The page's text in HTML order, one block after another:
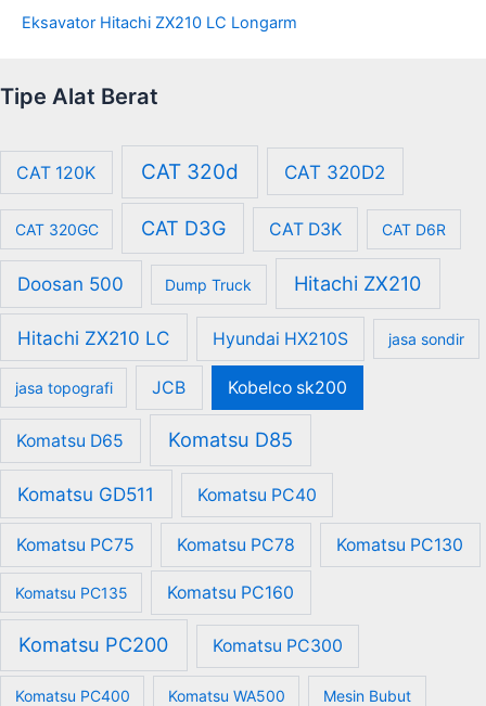
Eksavator Hitachi ZX210 LC Longarm
Tipe Alat Berat
CAT 120K CAT 320d CAT 320D2
CAT 320GC CAT D3G CAT D3K CAT D6R
Doosan 500 Dump Truck Hitachi ZX210
Hitachi ZX210 LC Hyundai HX210S jasa sondir
jasa topografi JCB Kobelco sk200
Komatsu D65 Komatsu D85
Komatsu GD511 Komatsu PC40
Komatsu PC75 Komatsu PC78 Komatsu PC130
Komatsu PC135 Komatsu PC160
Komatsu PC200 Komatsu PC300
Komatsu PC400 Komatsu WA500 Mesin Bubut